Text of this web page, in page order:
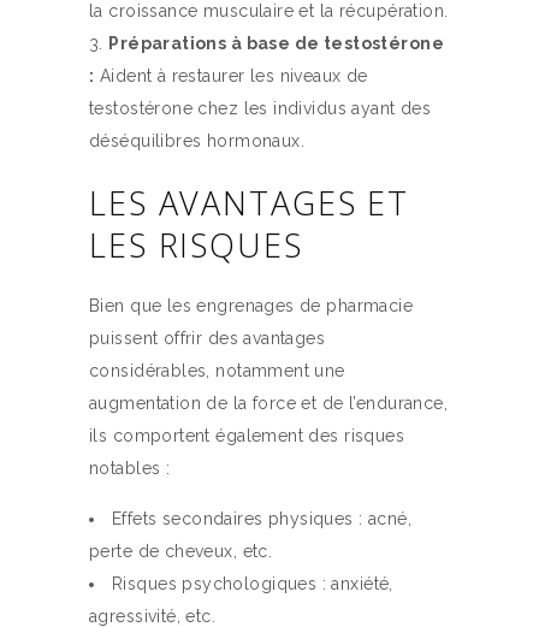
la croissance musculaire et la récupération.
Préparations à base de testostérone
: Aident à restaurer les niveaux de
testostérone chez les individus ayant des
déséquilibres hormonaux.
LES AVANTAGES ET
LES RISQUES
Bien que les engrenages de pharmacie
puissent offrir des avantages
considérables, notamment une
augmentation de la force et de l’endurance,
ils comportent également des risques
notables :
Effets secondaires physiques : acné,
perte de cheveux, etc.
Risques psychologiques : anxiété,
agressivité, etc.